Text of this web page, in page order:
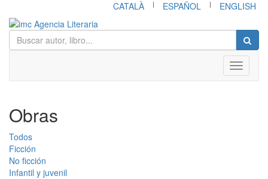
CATALÀ | ESPAÑOL | ENGLISH
Toggle
Obras
Todos
Ficción
No ficción
Infantil y juvenil